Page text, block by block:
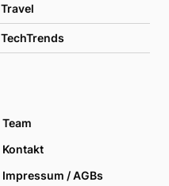
Travel
TechTrends
Team
Kontakt
Impressum / AGBs